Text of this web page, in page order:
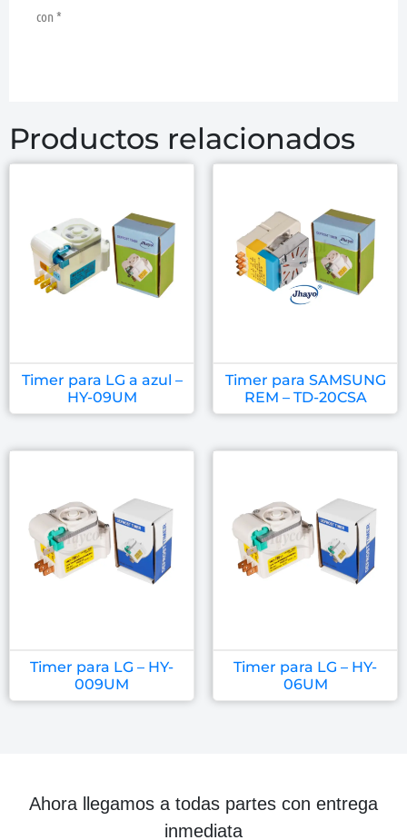
con *
Productos relacionados
Timer para LG a azul –
HY-09UM
Timer para SAMSUNG
REM – TD-20CSA
Timer para LG – HY-
009UM
Timer para LG – HY-
06UM
Ahora llegamos a todas partes con entrega
inmediata